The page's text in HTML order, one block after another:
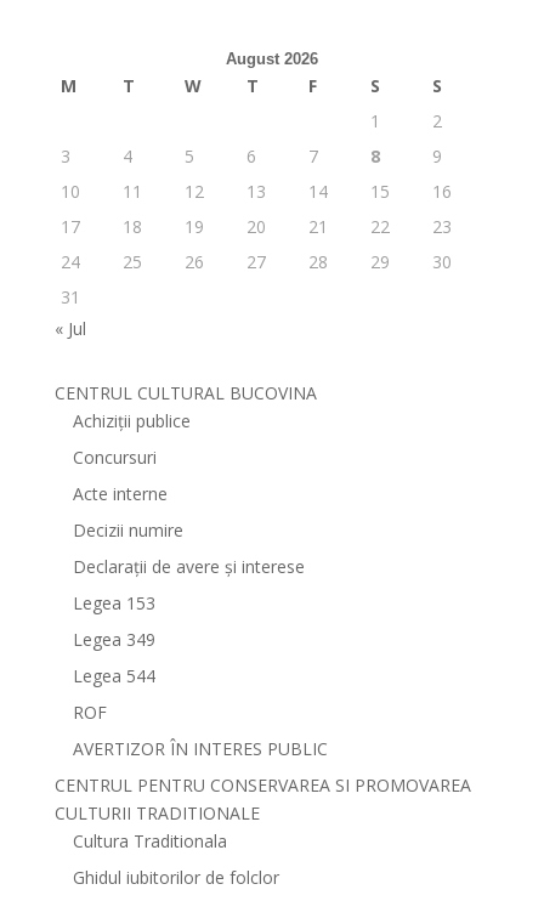
August 2026
M T W T F S
S
1
2
3
4 5 6 7 8
9
10
11 12 13 14 15
16
17
18 19 20 21 22
23
24
25 26 27 28 29
30
31
« Jul
CENTRUL CULTURAL BUCOVINA
Achiziții publice
Concursuri
Acte interne
Decizii numire
Declarații de avere și interese
Legea 153
Legea 349
Legea 544
ROF
AVERTIZOR ÎN INTERES PUBLIC
CENTRUL PENTRU CONSERVAREA SI PROMOVAREA
CULTURII TRADITIONALE
Cultura Traditionala
Ghidul iubitorilor de folclor